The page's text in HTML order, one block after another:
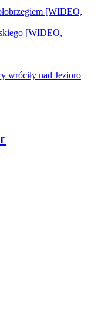
[WIDEO,
[WIDEO,
wróciły nad Jezioro